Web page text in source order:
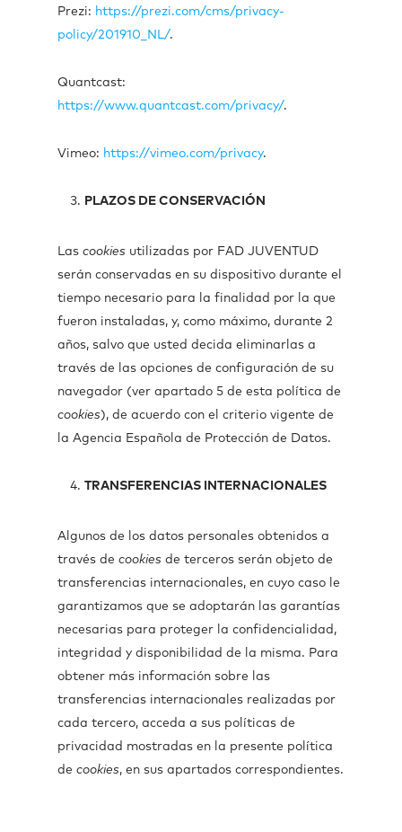
Prezi: https://prezi.com/cms/privacy-
policy/201910_NL/.
Quantcast:
https://www.quantcast.com/privacy/.
Vimeo: https://vimeo.com/privacy.
PLAZOS DE CONSERVACIÓN
Las cookies utilizadas por FAD JUVENTUD
serán conservadas en su dispositivo durante el
tiempo necesario para la finalidad por la que
fueron instaladas, y, como máximo, durante 2
años, salvo que usted decida eliminarlas a
través de las opciones de configuración de su
navegador (ver apartado 5 de esta política de
cookies), de acuerdo con el criterio vigente de
la Agencia Española de Protección de Datos.
TRANSFERENCIAS INTERNACIONALES
Algunos de los datos personales obtenidos a
través de cookies de terceros serán objeto de
transferencias internacionales, en cuyo caso le
garantizamos que se adoptarán las garantías
necesarias para proteger la confidencialidad,
integridad y disponibilidad de la misma. Para
obtener más información sobre las
transferencias internacionales realizadas por
cada tercero, acceda a sus políticas de
privacidad mostradas en la presente política
de cookies, en sus apartados correspondientes.